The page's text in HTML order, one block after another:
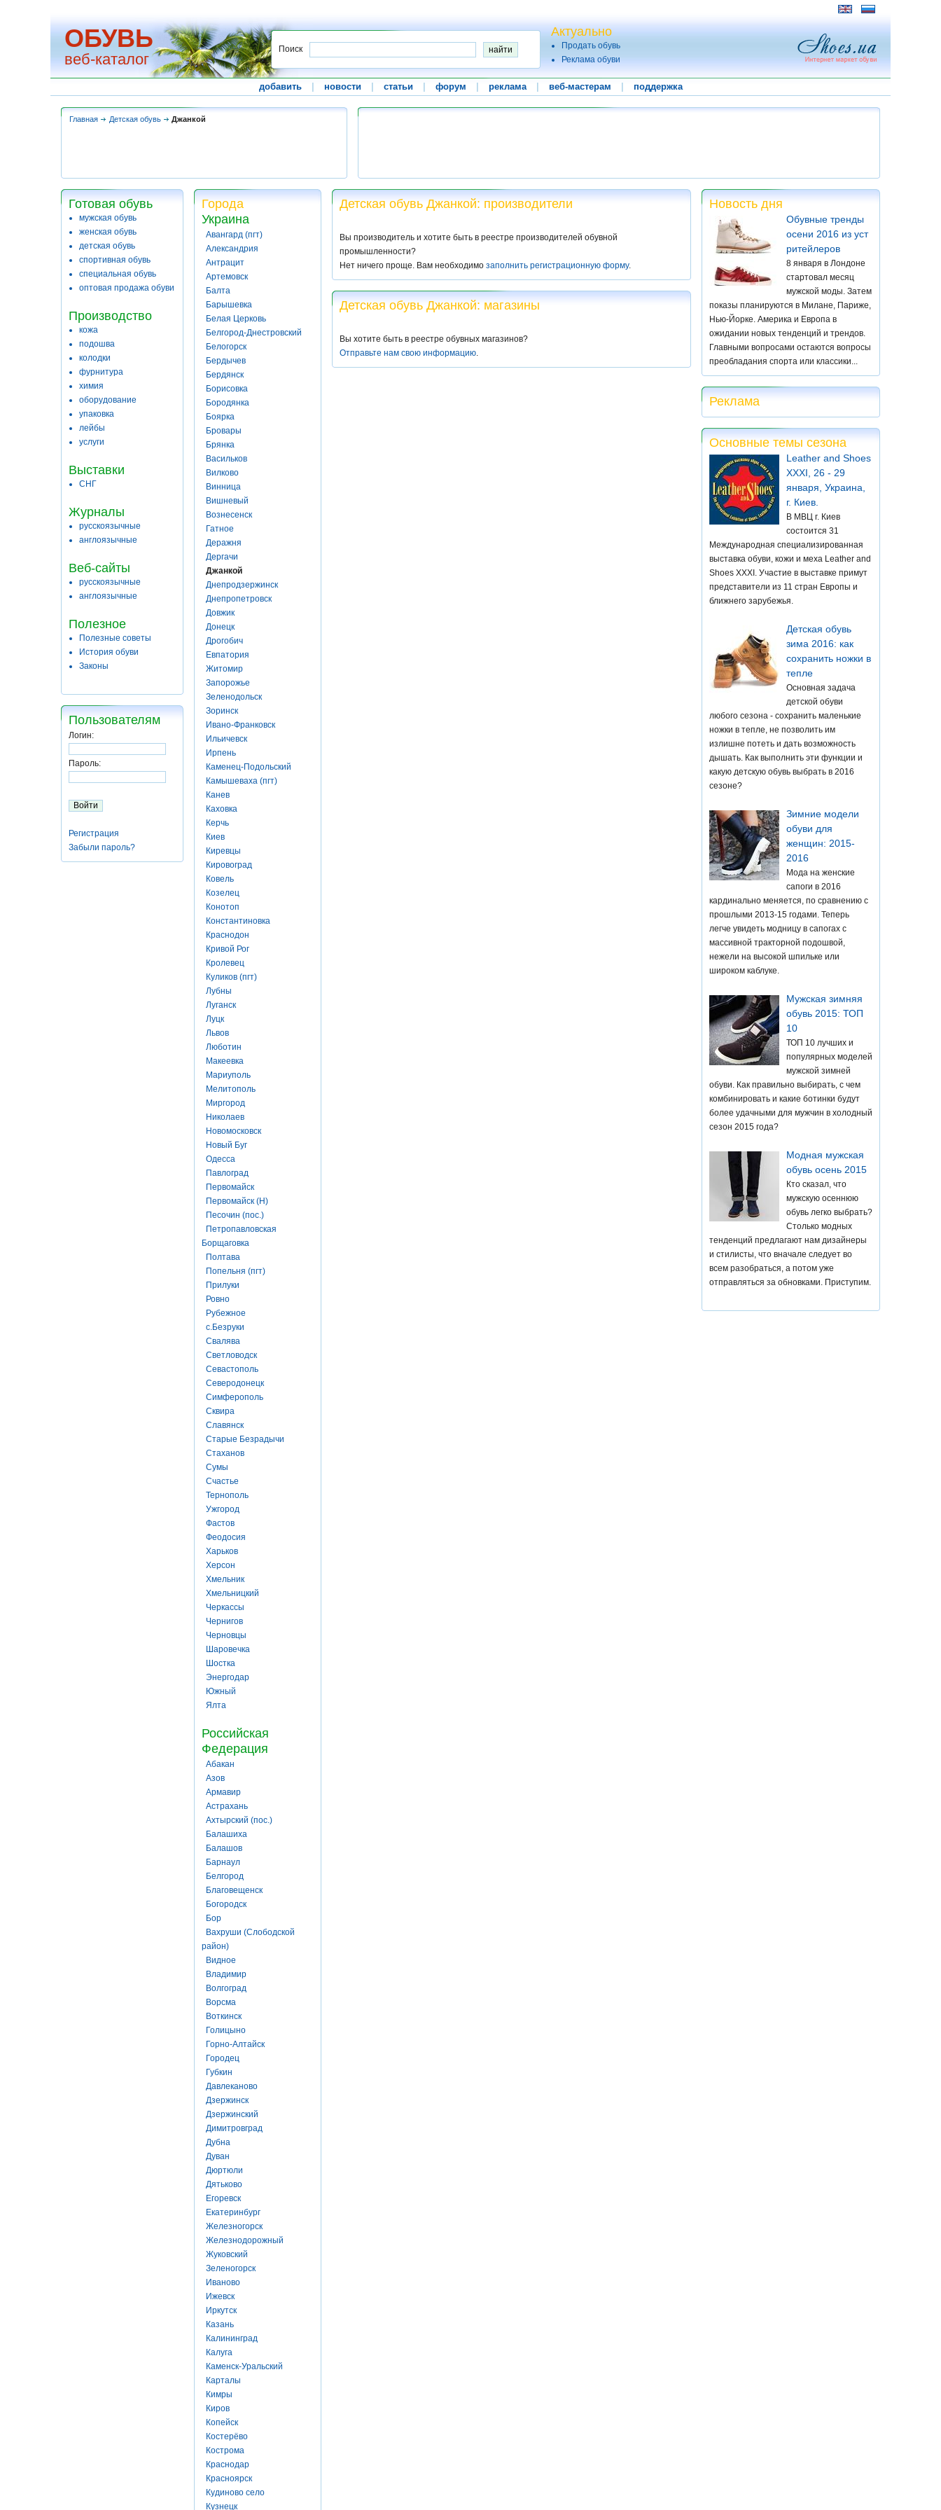
ОБУВЬ
веб-каталог
Поиск
Актуально
Продать обувь
Реклама обуви
добавить новости статьи форум реклама веб-мастерам поддержка
Главная Детская обувь Джанкой
Готовая обувь
мужская обувь
женская обувь
детская обувь
спортивная обувь
специальная обувь
оптовая продажа обуви
Производство
кожа
подошва
колодки
фурнитура
химия
оборудование
упаковка
лейбы
услуги
Выставки
СНГ
Журналы
русскоязычные
англоязычные
Веб-сайты
русскоязычные
англоязычные
Полезное
Полезные советы
История обуви
Законы
Пользователям
Логин:
Пароль:
Регистрация
Забыли пароль?
Города
Украина
Авангард (пгт)
Александрия
Антрацит
Артемовск
Балта
Барышевка
Белая Церковь
Белгород-Днестровский
Белогорск
Бердычев
Бердянск
Борисовка
Бородянка
Боярка
Бровары
Брянка
Васильков
Вилково
Винница
Вишневый
Вознесенск
Гатное
Деражня
Дергачи
Джанкой
Днепродзержинск
Днепропетровск
Довжик
Донецк
Дрогобич
Евпатория
Житомир
Запорожье
Зеленодольск
Зоринск
Ивано-Франковск
Ильичевск
Ирпень
Каменец-Подольский
Камышеваха (пгт)
Канев
Каховка
Керчь
Киев
Киревцы
Кировоград
Ковель
Козелец
Конотоп
Константиновка
Краснодон
Кривой Рог
Кролевец
Куликов (пгт)
Лубны
Луганск
Луцк
Львов
Люботин
Макеевка
Мариуполь
Мелитополь
Миргород
Николаев
Новомосковск
Новый Буг
Одесса
Павлоград
Первомайск
Первомайск (Н)
Песочин (пос.)
Петропавловская
Борщаговка
Полтава
Попельня (пгт)
Прилуки
Ровно
Рубежное
с.Безруки
Свалява
Светловодск
Севастополь
Северодонецк
Симферополь
Сквира
Славянск
Старые Безрадычи
Стаханов
Сумы
Счастье
Тернополь
Ужгород
Фастов
Феодосия
Харьков
Херсон
Хмельник
Хмельницкий
Черкассы
Чернигов
Черновцы
Шаровечка
Шостка
Энергодар
Южный
Ялта
Российская
Федерация
Абакан
Азов
Армавир
Астрахань
Ахтырский (пос.)
Балашиха
Балашов
Барнаул
Белгород
Благовещенск
Богородск
Бор
Вахруши (Слободской
район)
Видное
Владимир
Волгоград
Ворсма
Воткинск
Голицыно
Горно-Алтайск
Городец
Губкин
Давлеканово
Дзержинск
Дзержинский
Димитровград
Дубна
Дуван
Дюртюли
Дятьково
Егоревск
Екатеринбург
Железногорск
Железнодорожный
Жуковский
Зеленогорск
Иваново
Ижевск
Иркутск
Казань
Калининград
Калуга
Каменск-Уральский
Карталы
Кимры
Киров
Копейск
Костерёво
Кострома
Краснодар
Красноярск
Кудиново село
Кузнецк
Детская обувь Джанкой: производители
Вы производитель и хотите быть в реестре производителей обувной
промышленности?
Нет ничего проще. Вам необходимо заполнить регистрационную форму.
Детская обувь Джанкой: магазины
Вы хотите быть в реестре обувных магазинов?
Отправьте нам свою информацию.
Новость дня
Обувные тренды
осени 2016 из уст
ритейлеров
8 января в Лондоне
стартовал месяц
мужской моды. Затем
показы планируются в Милане, Париже,
Нью-Йорке. Америка и Европа в
ожидании новых тенденций и трендов.
Главными вопросами остаются вопросы
преобладания спорта или классики...
Реклама
Основные темы сезона
Leather and Shoes
XXXI, 26 - 29
января, Украина,
г. Киев.
В МВЦ г. Киев
состоится 31
Международная специализированная
выставка обуви, кожи и меха Leather and
Shoes XXXI. Участие в выставке примут
представители из 11 стран Европы и
ближнего зарубежья.
Детская обувь
зима 2016: как
сохранить ножки в
тепле
Основная задача
детской обуви
любого сезона - сохранить маленькие
ножки в тепле, не позволить им
излишне потеть и дать возможность
дышать. Как выполнить эти функции и
какую детскую обувь выбрать в 2016
сезоне?
Зимние модели
обуви для
женщин: 2015-
2016
Мода на женские
сапоги в 2016
кардинально меняется, по сравнению с
прошлыми 2013-15 годами. Теперь
легче увидеть модницу в сапогах с
массивной тракторной подошвой,
нежели на высокой шпильке или
широком каблуке.
Мужская зимняя
обувь 2015: ТОП
10
ТОП 10 лучших и
популярных моделей
мужской зимней
обуви. Как правильно выбирать, с чем
комбинировать и какие ботинки будут
более удачными для мужчин в холодный
сезон 2015 года?
Модная мужская
обувь осень 2015
Кто сказал, что
мужскую осеннюю
обувь легко выбрать?
Столько модных
тенденций предлагают нам дизайнеры
и стилисты, что вначале следует во
всем разобраться, а потом уже
отправляться за обновками. Приступим.